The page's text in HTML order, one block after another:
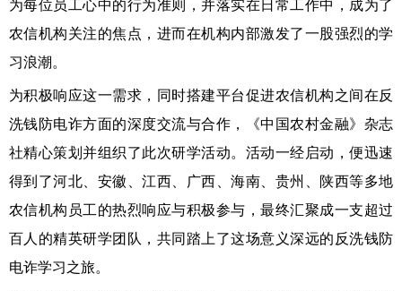
为每位员工心中的行为准则，并落实在日常工作中，成为了
农信机构关注的焦点，进而在机构内部激发了一股强烈的学
习浪潮。
为积极响应这一需求，同时搭建平台促进农信机构之间在反
洗钱防电诈方面的深度交流与合作，《中国农村金融》杂志
社精心策划并组织了此次研学活动。活动一经启动，便迅速
得到了河北、安徽、江西、广西、海南、贵州、陕西等多地
农信机构员工的热烈响应与积极参与，最终汇聚成一支超过
百人的精英研学团队，共同踏上了这场意义深远的反洗钱防
电诈学习之旅。